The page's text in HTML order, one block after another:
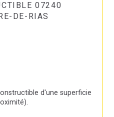
07240
DE-RIAS
d'une superficie